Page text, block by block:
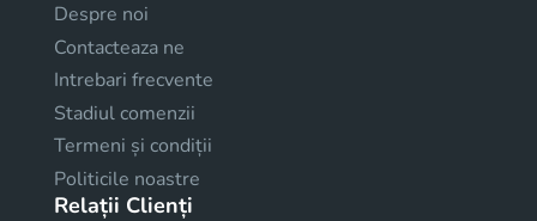
Despre noi
Contacteaza ne
Intrebari frecvente
Stadiul comenzii
Termeni și condiții
Politicile noastre
Relații Clienți